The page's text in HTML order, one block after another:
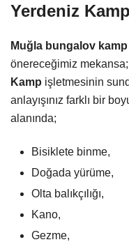
Yerdeniz Kamp
Muğla bungalov kamp
önereceğimiz mekansa;
Kamp işletmesinin
anlayışınız farklı bir
alanında;
Bisiklete binme,
Doğada yürüme,
Olta balıkçılığı,
Kano,
Gezme,